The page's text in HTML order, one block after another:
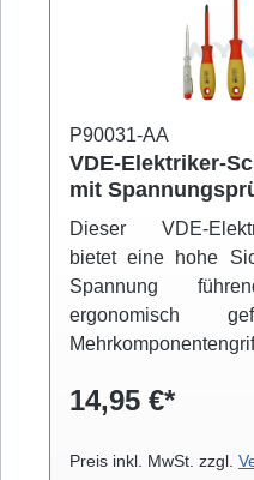
Designs ist der
Geschenk für
professionellen
jeden Haushalt. 48 Bits aus hochwertigem S2-
Stahl gefertigt
für maximale
Kappe Die Bits
integrierten starken
Platz gehalten
mit mattblauem
Optik und Haptik -
magnetisierte
P90031-AA
VDE-Elektriker-
mit
Dieser VDE-
bietet eine hohe
Spannung
ergonomisch
Die Klingen sind
DC nach (DIN IEC
14,95 €*
Preis inkl. MwSt. zzgl.